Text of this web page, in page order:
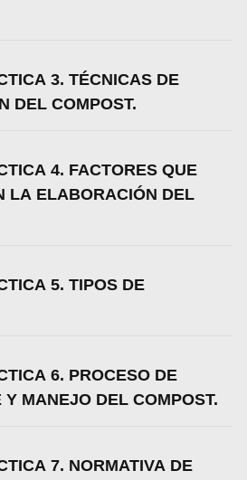
3. TÉCNICAS DE
DEL COMPOST.
4. FACTORES QUE
LA ELABORACIÓN DEL
5. TIPOS DE
6. PROCESO DE
Y MANEJO DEL COMPOST.
7. NORMATIVA DE